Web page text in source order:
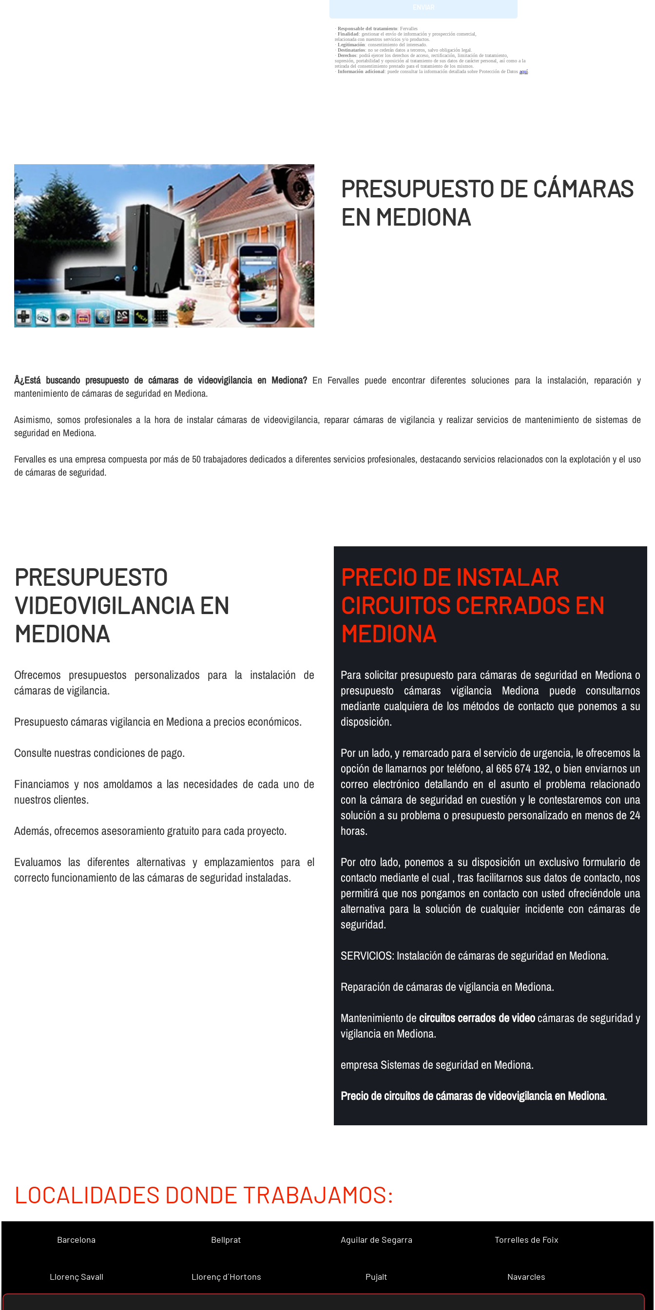
· Responsable del tratamiento: Fervalles
· Finalidad: gestionar el envío de información y prospección comercial,
relacionada con nuestros servicios y/o productos.
· Legitimación: consentimiento del interesado.
· Destinatarios: no se cederán datos a terceros, salvo obligación legal.
· Derechos: podrá ejercer los derechos de acceso, rectificación, limitación de tratamiento,
supresión, portabilidad y oposición al tratamiento de sus datos de carácter personal, así como a la
retirada del consentimiento prestado para el tratamiento de los mismos.
· Información adicional: puede consultar la información detallada sobre Protección de Datos aquí.
PRESUPUESTO DE CÁMARAS
EN MEDIONA
Â¿Está buscando presupuesto de cámaras de videovigilancia en Mediona? En Fervalles puede encontrar diferentes soluciones para la instalación, reparación y
mantenimiento de cámaras de seguridad en Mediona.
Asimismo, somos profesionales a la hora de instalar cámaras de videovigilancia, reparar cámaras de vigilancia y realizar servicios de mantenimiento de sistemas de
seguridad en Mediona.
Fervalles es una empresa compuesta por más de 50 trabajadores dedicados a diferentes servicios profesionales, destacando servicios relacionados con la explotación y el uso
de cámaras de seguridad.
PRESUPUESTO
VIDEOVIGILANCIA EN
MEDIONA
Ofrecemos presupuestos personalizados para la instalación de
cámaras de vigilancia.
Presupuesto cámaras vigilancia en Mediona a precios económicos.
Consulte nuestras condiciones de pago.
Financiamos y nos amoldamos a las necesidades de cada uno de
nuestros clientes.
Además, ofrecemos asesoramiento gratuito para cada proyecto.
Evaluamos las diferentes alternativas y emplazamientos para el
correcto funcionamiento de las cámaras de seguridad instaladas.
PRECIO DE INSTALAR
CIRCUITOS CERRADOS EN
MEDIONA
Para solicitar presupuesto para cámaras de seguridad en Mediona o
presupuesto cámaras vigilancia Mediona puede consultarnos
mediante cualquiera de los métodos de contacto que ponemos a su
disposición.
Por un lado, y remarcado para el servicio de urgencia, le ofrecemos la
opción de llamarnos por teléfono, al 665 674 192, o bien enviarnos un
correo electrónico detallando en el asunto el problema relacionado
con la cámara de seguridad en cuestión y le contestaremos con una
solución a su problema o presupuesto personalizado en menos de 24
horas.
Por otro lado, ponemos a su disposición un exclusivo formulario de
contacto mediante el cual , tras facilitarnos sus datos de contacto, nos
permitirá que nos pongamos en contacto con usted ofreciéndole una
alternativa para la solución de cualquier incidente con cámaras de
seguridad.
SERVICIOS: Instalación de cámaras de seguridad en Mediona.
Reparación de cámaras de vigilancia en Mediona.
Mantenimiento decircuitos cerrados de videocámaras de seguridad y
vigilancia en Mediona.
empresa Sistemas de seguridad en Mediona.
Precio de circuitos de cámaras de videovigilancia en Mediona.
LOCALIDADES DONDE TRABAJAMOS:
Barcelona Bellprat Aguilar de Segarra Torrelles de Foix
Llorenç Savall Llorenç d´Hortons Pujalt Navarcles